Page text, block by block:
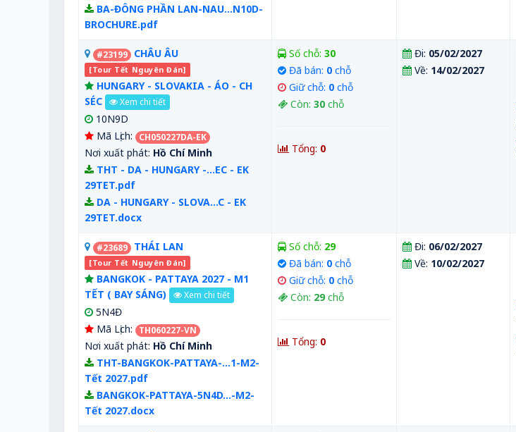
BA-ĐÔNG PHẦN LAN-NAU...N10D-
BROCHURE.pdf
#23199 CHÂU ÂU
[Tour Tết Nguyên Đán]
HUNGARY - SLOVAKIA - ÁO - CH
SÉC
Xem chi tiết
10N9D
Mã Lịch:
CH050227DA-EK
Nơi xuất phát: Hồ Chí Minh
THT - DA - HUNGARY -...EC - EK
29TET.pdf
DA - HUNGARY - SLOVA...C - EK
29TET.docx
Số chỗ: 30
Đã bán: 0 chỗ
Giữ chỗ: 0 chỗ
Còn: 30 chỗ
Tổng: 0
Đi: 05/02/2027
Về: 14/02/2027
#23689 THÁI LAN
[Tour Tết Nguyên Đán]
BANGKOK - PATTAYA 2027 - M1
TẾT ( BAY SÁNG)
Xem chi tiết
5N4Đ
Mã Lịch:
TH060227-VN
Nơi xuất phát: Hồ Chí Minh
THT-BANGKOK-PATTAYA-...1-M2-
Tết 2027.pdf
BANGKOK-PATTAYA-5N4D...-M2-
Tết 2027.docx
Số chỗ: 29
Đã bán: 0 chỗ
Giữ chỗ: 0 chỗ
Còn: 29chỗ
Tổng: 0
Đi: 06/02/2027
Về: 10/02/2027